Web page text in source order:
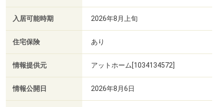
入居可能時期 2026年8月上旬
住宅保険 あり
情報提供元 アットホーム[1034134572]
情報公開日 2026年8月6日